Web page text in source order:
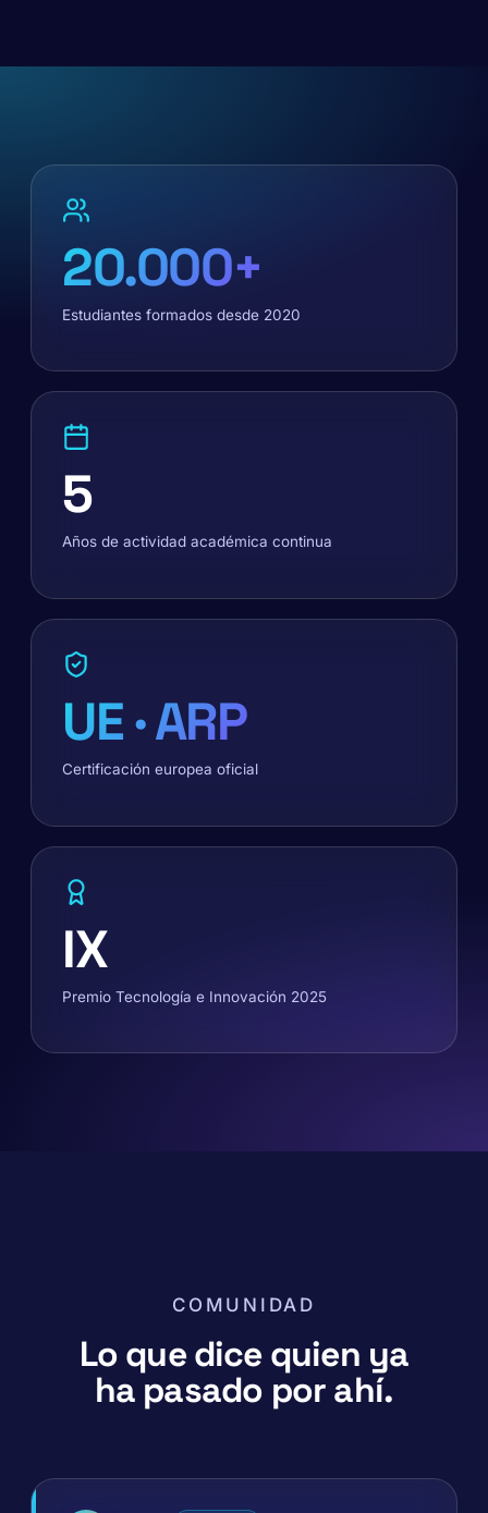
20.000+
Estudiantes formados desde 2020
5
Años de actividad académica continua
UE · ARP
Certificación europea oficial
IX
Premio Tecnología e Innovación 2025
COMUNIDAD
Lo que dice quien ya
ha pasado por ahí.